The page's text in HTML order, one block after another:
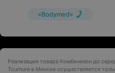
«Bodymed»
Реализация товара Комбинезон до
Tournure в Минске осуществляется